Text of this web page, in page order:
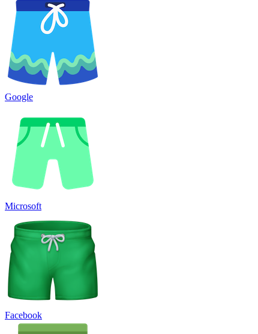
Google
Microsoft
Facebook